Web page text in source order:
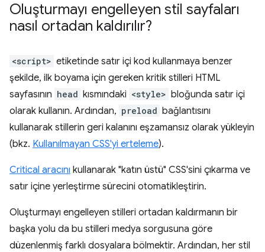
Oluşturmayı engelleyen stil sayfaları
nasıl ortadan kaldırılır?
<script> etiketinde satır içi kod kullanmaya benzer
şekilde, ilk boyama için gereken kritik stilleri HTML
sayfasının head kısmındaki <style> bloğunda satır içi
olarak kullanın. Ardından, preload bağlantısını
kullanarak stillerin geri kalanını eşzamansız olarak yükleyin
(bkz. Kullanılmayan CSS'yi erteleme).
Critical aracını kullanarak "katın üstü" CSS'sini çıkarma ve
satır içine yerleştirme sürecini otomatikleştirin.
Oluşturmayı engelleyen stilleri ortadan kaldırmanın bir
başka yolu da bu stilleri medya sorgusuna göre
düzenlenmiş farklı dosyalara bölmektir. Ardından, her stil